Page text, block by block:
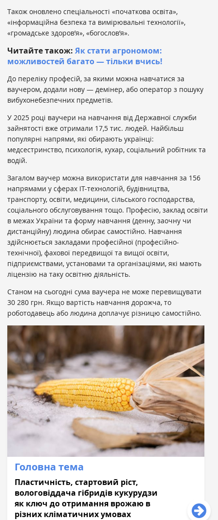
Також оновлено спеціальності «початкова освіта»,
«інформаційна безпека та вимірювальні технології»,
«громадське здоров’я», «богослов’я».
Читайте також: Як стати агрономом:
можливостей багато — тільки вчись!
До переліку професій, за якими можна навчатися за
ваучером, додали нову — демінер, або оператор з пошуку
вибухонебезпечних предметів.
У 2025 році ваучери на навчання від Державної служби
зайнятості вже отримали 17,5 тис. людей. Найбільш
популярні напрями, які обирають українці:
медсестринство, психологія, кухар, соціальний робітник та
водій.
Загалом ваучер можна використати для навчання за 156
напрямами у сферах ІТ-технологій, будівництва,
транспорту, освіти, медицини, сільського господарства,
соціального обслуговування тощо. Професію, заклад освіти
в межах України та форму навчання (денну, заочну чи
дистанційну) людина обирає самостійно. Навчання
здійснюється закладами професійної (професійно-
технічної), фахової передвищої та вищої освіти,
підприємствами, установами та організаціями, які мають
ліцензію на таку освітню діяльність.
Станом на сьогодні сума ваучера не може перевищувати
30 280 грн. Якщо вартість навчання дорожча, то
роботодавець або людина доплачує різницю самостійно.
Головна тема
Пластичність, стартовий ріст,
вологовіддача гібридів кукурудзи
як ключ до отримання врожаю в
різних кліматичних умовах